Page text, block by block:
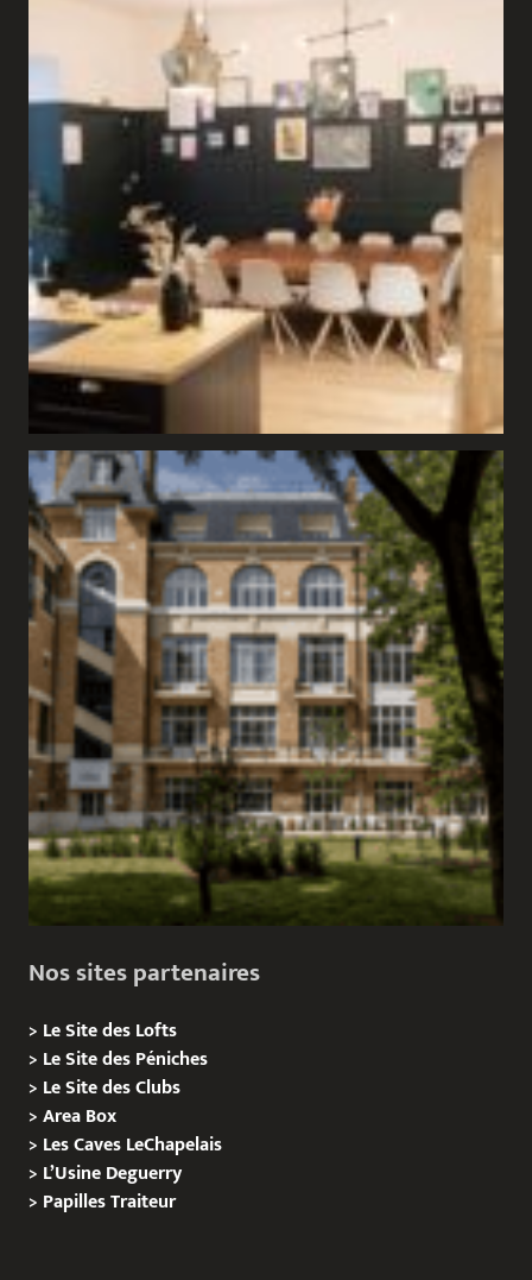
Nos sites partenaires
> Le Site des Lofts
> Le Site des Péniches
> Le Site des Clubs
>Area Box
> Les Caves LeChapelais
> L’Usine Deguerry
> PapillesTraiteur